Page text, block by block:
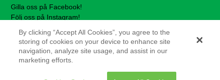
Gilla oss på Facebook!
Följ oss på Instagram!
—————————–
Integritetspolicy
By clicking “Accept All Cookies”, you agree to the
storing of cookies on your device to enhance site
navigation, analyze site usage, and assist in our
marketing efforts.